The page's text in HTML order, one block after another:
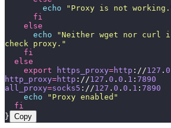
        echo
" Proxy is not working.
      fi
    else
      echo
"Neither wget nor curl
check proxy. "
    fi
  else
    export
https_proxy=http ://127 . 0
http_proxy=http ://127 . 0 . 0 . 1 : 7890
all_proxy=socks5 ://127 . 0 . 0 . 1 : 7890
    echo
" Proxy enabled "
  fi
} Copy